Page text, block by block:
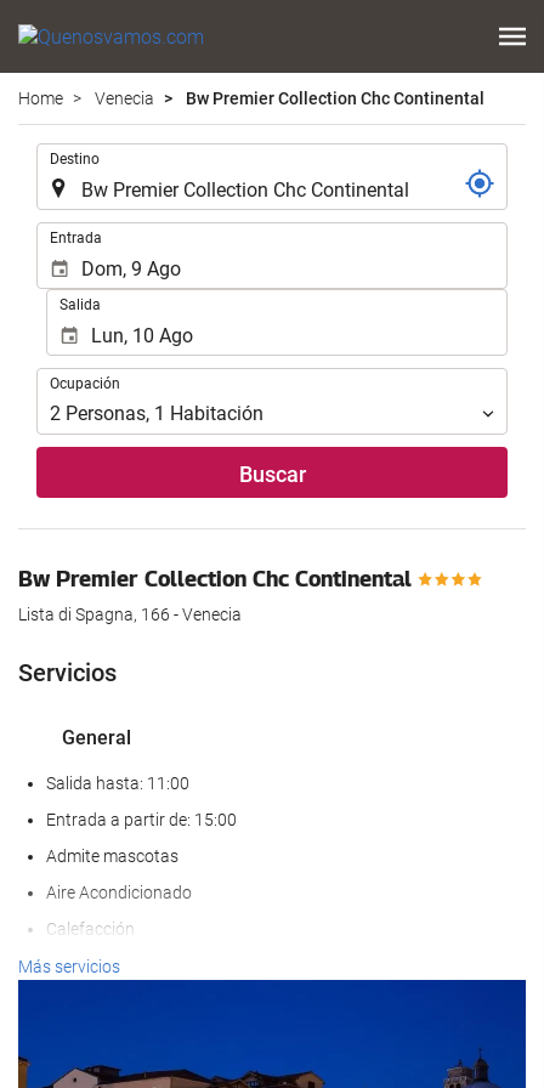
Home Venecia Bw Premier Collection Chc Continental
Destino
Entrada
Salida
Ocupación
Ocupación
2 Personas, 1 Habitación
Buscar
Bw Premier Collection Chc Continental
Lista di Spagna, 166 - Venecia
Servicios
General
Salida hasta: 11:00
Entrada a partir de: 15:00
Admite mascotas
Aire Acondicionado
Calefacción
Ascensor
Comida y bebida
Más servicios